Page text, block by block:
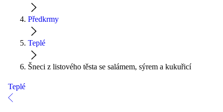
Předkrmy
Teplé
Šneci z listového těsta se salámem, sýrem a kukuřicí
Teplé